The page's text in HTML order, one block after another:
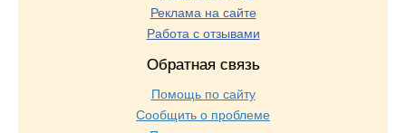
Реклама на сайте
Работа с отзывами
Обратная связь
Помощь по сайту
Сообщить о проблеме